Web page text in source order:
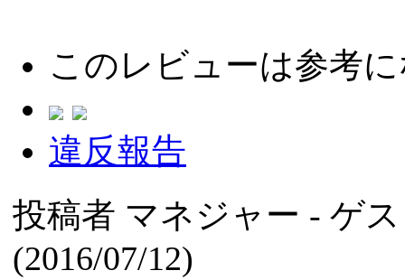
このレビューは参考
違反報告
投稿者 マネジャー - ゲ
(2016/07/12)